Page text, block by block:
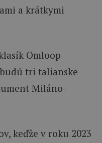
a krátkymi
Omloop
tri talianske
Miláno-
keďže v roku 2023